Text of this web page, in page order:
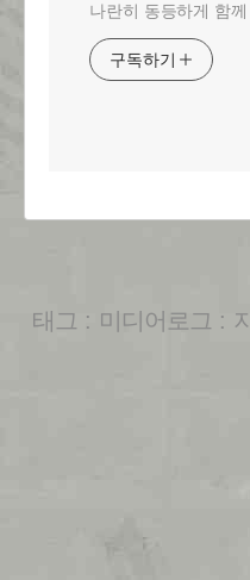
나란히 동등하게 함께
구독하기
태그 : 미디어로그 :